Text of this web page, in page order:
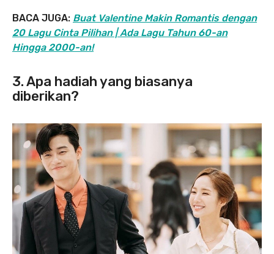
BACA JUGA: Buat Valentine Makin Romantis dengan
20 Lagu Cinta Pilihan | Ada Lagu Tahun 60-an
Hingga 2000-an!
3. Apa hadiah yang biasanya
diberikan?